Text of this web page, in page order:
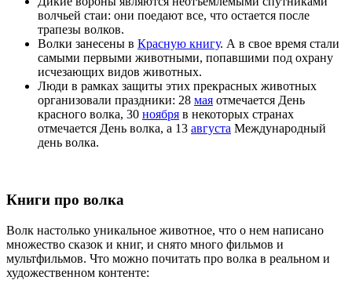
волчьей стаи: они поедают все, что остается после
трапезы волков.
Волки занесены в Красную книгу. А в свое время стали
самыми первыми животными, попавшими под охрану
исчезающих видов животных.
Люди в рамках защиты этих прекрасных животных
организовали праздники: 28 мая отмечается День
красного волка, 30 ноября в некоторых странах
отмечается День волка, а 13 августа Международный
день волка.
Книги про волка
Волк настолько уникальное животное, что о нем написано
множество сказок и книг, и снято много фильмов и
мультфильмов. Что можно почитать про волка в реальном и
художественном контенте: